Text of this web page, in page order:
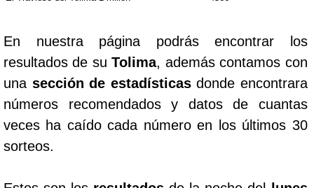
Super Chontico Noche
En nuestra página podrás encontrar los
resultados de suTolima, además contamos con
una sección de estadísticasdonde encontrara
números recomendados y datos de cuantas
veces ha caído cada número en los últimos 30
sorteos.